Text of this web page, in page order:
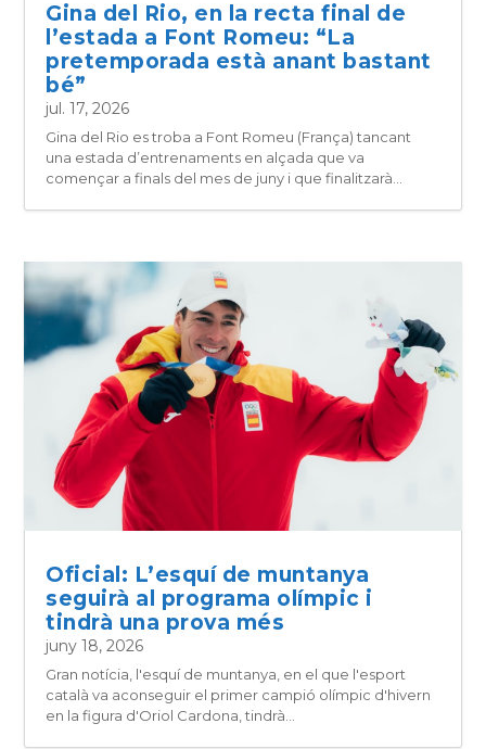
Gina del Rio, en la recta final de
l’estada a Font Romeu: “La
pretemporada està anant bastant
bé”
jul. 17, 2026
Gina del Rio es troba a Font Romeu (França) tancant
una estada d’entrenaments en alçada que va
començar a finals del mes de juny i que finalitzarà...
Oficial: L’esquí de muntanya
seguirà al programa olímpic i
tindrà una prova més
juny 18, 2026
Gran notícia, l'esquí de muntanya, en el que l'esport
català va aconseguir el primer campió olímpic d'hivern
en la figura d'Oriol Cardona, tindrà...